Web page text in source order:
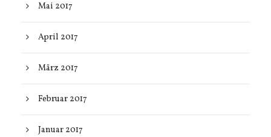
Mai 2017
April 2017
März 2017
Februar 2017
Januar 2017